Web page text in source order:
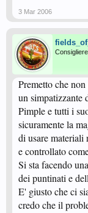
3 Mar 2006
Consigliere
Premetto che
un simpatizzante
Pimple e tutti i
sicuramente la
di usare materiali
e controllato
Si sta facendo
dei puntinati e
E' giusto che ci
credo che il